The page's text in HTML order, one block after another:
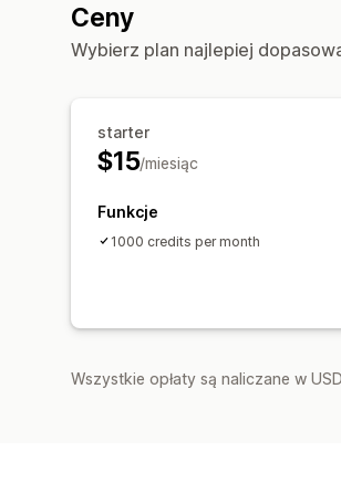
Ceny
Wybierz plan najlepiej
starter
$15/miesiąc
Funkcje
1000 credits per month
Wszystkie opłaty są naliczane w